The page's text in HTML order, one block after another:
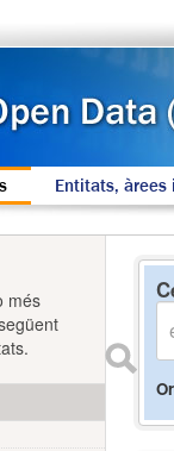
Entitats, àrees
més